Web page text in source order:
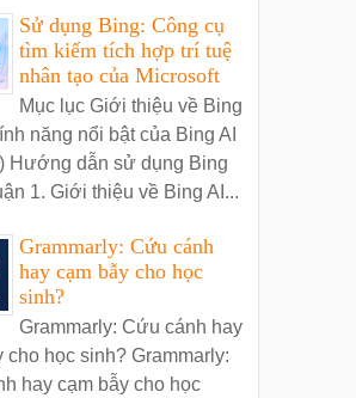
Sử dụng Bing: Công cụ
tìm kiếm tích hợp trí tuệ
nhân tạo của Microsoft
Mục lục Giới thiệu về Bing
năng nổi bật của Bing AI
Hướng dẫn sử dụng Bing
1. Giới thiệu về Bing AI...
Grammarly: Cứu cánh
hay cạm bẫy cho học
sinh?
Grammarly: Cứu cánh hay
cho học sinh? Grammarly:
hay cạm bẫy cho học